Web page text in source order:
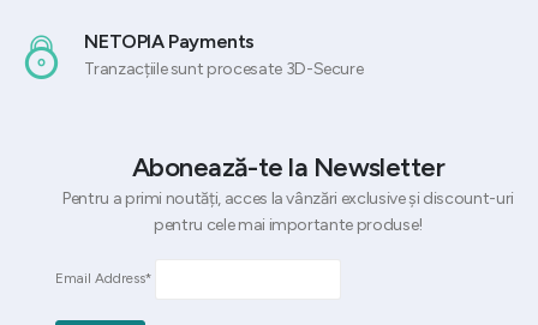
NETOPIA Payments
Tranzacțiile sunt procesate 3D-Secure
Abonează-te la Newsletter
Pentru a primi noutăți, acces la vânzări exclusive și discount-uri
pentru cele mai importante produse!
Email Address*